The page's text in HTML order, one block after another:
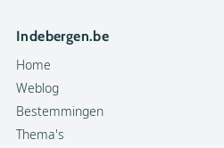
Indebergen.be
Home
Weblog
Bestemmingen
Thema's